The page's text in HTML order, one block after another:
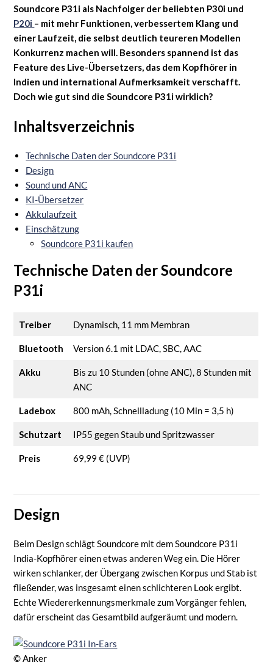
Soundcore P31i als Nachfolger der beliebten P30i und
P20i – mit mehr Funktionen, verbessertem Klang und
einer Laufzeit, die selbst deutlich teureren Modellen
Konkurrenz machen will. Besonders spannend ist das
Feature des Live-Übersetzers, das dem Kopfhörer in
Indien und international Aufmerksamkeit verschafft.
Doch wie gut sind die Soundcore P31i wirklich?
Inhaltsverzeichnis
Technische Daten der Soundcore P31i
Design
Sound und ANC
KI-Übersetzer
Akkulaufzeit
Einschätzung
Soundcore P31i kaufen
Technische Daten der Soundcore
P31i
Treiber Dynamisch, 11 mm Membran
Bluetooth Version 6.1 mit LDAC, SBC, AAC
Akku
Bis zu 10 Stunden (ohne ANC), 8 Stunden mit
ANC
Ladebox 800 mAh, Schnellladung (10 Min = 3,5 h)
Schutzart IP55 gegen Staub und Spritzwasser
Preis 69,99 € (UVP)
Design
Beim Design schlägt Soundcore mit dem Soundcore P31i
India-Kopfhörer einen etwas anderen Weg ein. Die Hörer
wirken schlanker, der Übergang zwischen Korpus und Stab ist
fließender, was insgesamt einen schlichteren Look ergibt.
Echte Wiedererkennungsmerkmale zum Vorgänger fehlen,
dafür erscheint das Gesamtbild aufgeräumt und modern.
© Anker